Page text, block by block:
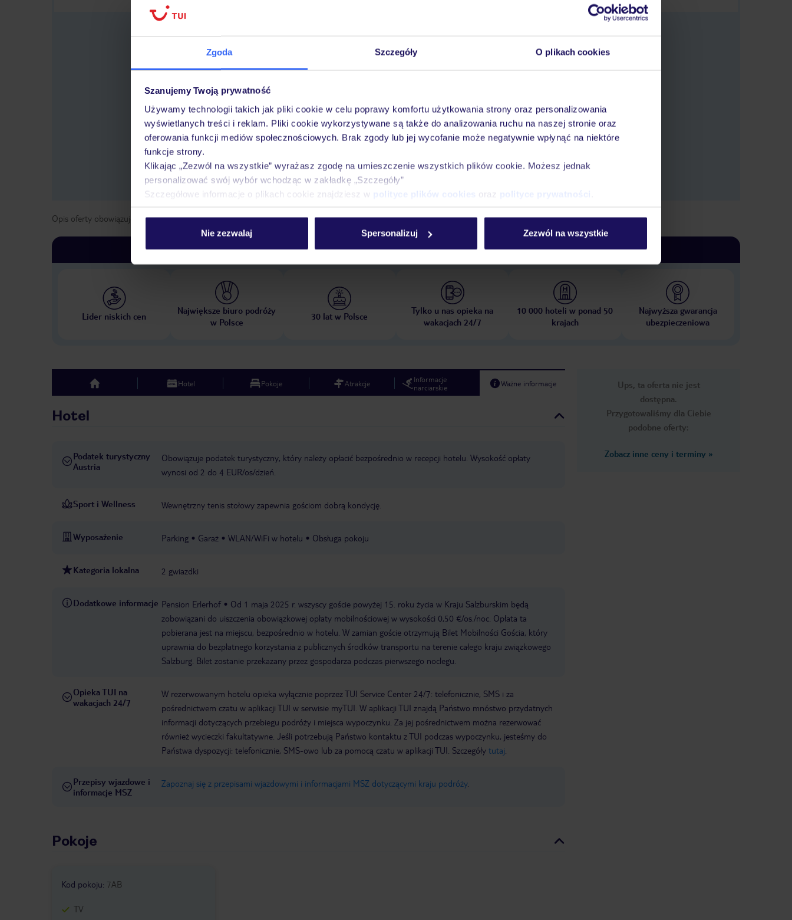
Zgoda Szczegóły O plikach cookies
Szanujemy Twoją prywatność
Używamy technologii takich jak pliki cookie w celu poprawy komfortu użytkowania strony oraz personalizowania
wyświetlanych treści i reklam. Pliki cookie wykorzystywane są także do analizowania ruchu na naszej stronie oraz
oferowania funkcji mediów społecznościowych. Brak zgody lub jej wycofanie może negatywnie wpłynąć na niektóre
funkcje strony.
Klikając „Zezwól na wszystkie” wyrażasz zgodę na umieszczenie wszystkich plików cookie. Możesz jednak
personalizować swój wybór wchodząc w zakładkę „Szczegóły”
Szczegółowe informacje o plikach cookie znajdziesz w polityce plików cookies oraz polityce prywatności
Nie zezwalaj Spersonalizuj Zezwól na wszystkie
Wybierz długość pobytuidatę wyjazdu, aby wyświetlić oferty.
Opis oferty obowiązuje dla wyjazdów w terminie od 1 listopada 2026do31 marca 2027
Dlaczego warto wybrać TUI?
Lider niskich cen
Największe biuro podróży
w Polsce
30 lat w Polsce
Tylko u nas opieka na
wakacjach 24/7
10 000 hoteli w ponad 50
krajach
Najwyższa gwarancja
ubezpieczeniowa
top Hotel Pokoje Atrakcje
Informacje
narciarskie
Ważne informacje
Hotel
Podatek turystyczny
Austria
Obowiązuje podatek turystyczny, który należy opłacić bezpośrednio w recepcji hotelu. Wysokość opłaty
wynosi od 2 do 4 EUR/os/dzień.
Sport i Wellness Wewnętrzny tenis stołowy zapewnia gościom dobrą kondycję.
Wyposażenie Parking Garaż WLAN/WiFi w hotelu Obsługa pokoju
Kategoria lokalna 2 gwiazdki
Dodatkowe informacje Pension Erlerhof
Od 1 maja 2025 r. wszyscy goście powyżej 15. roku życia w Kraju Salzburskim będą
zobowiązani do uiszczenia obowiązkowej opłaty mobilnościowej w wysokości 0,50 €/os./noc. Opłata ta
pobierana jest na miejscu, bezpośrednio w hotelu. W zamian goście otrzymują Bilet Mobilności Gościa, który
uprawnia do bezpłatnego korzystania z publicznych środków transportu na terenie całego kraju związkowego
Salzburg. Bilet zostanie przekazany przez gospodarza podczas pierwszego noclegu.
Opieka TUI na
wakacjach 24/7
W rezerwowanym hotelu opieka wyłącznie poprzez TUI Service Center 24/7: telefonicznie, SMS i za
pośrednictwem czatu w aplikacji TUI w serwisie myTUI. W aplikacji TUI znajdą Państwo mnóstwo przydatnych
informacji dotyczących przebiegu podróży i miejsca wypoczynku. Za jej pośrednictwem można rezerwować
również wycieczki fakultatywne. Jeśli potrzebują Państwo kontaktu z TUI podczas wypoczynku, jesteśmy do
Państwa dyspozycji: telefonicznie, SMS-owo lub za pomocą czatu w aplikacji TUI. Szczegóły tutaj
Przepisy wjazdowe i
informacje MSZ
Zapoznaj się z przepisami wjazdowymi i informacjami MSZ dotyczącymi kraju podróży.
Pokoje
Kod pokoju: 7AB
TV
Ups, ta oferta nie jest
dostępna.
Przygotowaliśmy dla Ciebie
podobne oferty:
Zobacz inne ceny i terminy »